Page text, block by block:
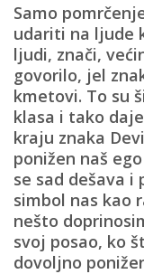
Samo
udariti na ljude
ljudi, znači,
govorilo, jel
kmetovi. To su
klasa i tako daje
kraju znaka
ponižen naš
se sad dešava i
simbol nas kao
nešto
svoj posao, ko
dovoljno